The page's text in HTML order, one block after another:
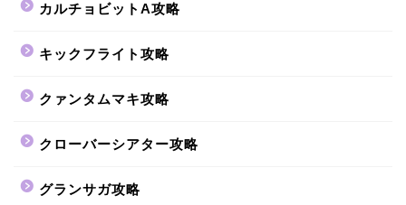
カルチョビットA攻略
キックフライト攻略
クァンタムマキ攻略
クローバーシアター攻略
グランサガ攻略